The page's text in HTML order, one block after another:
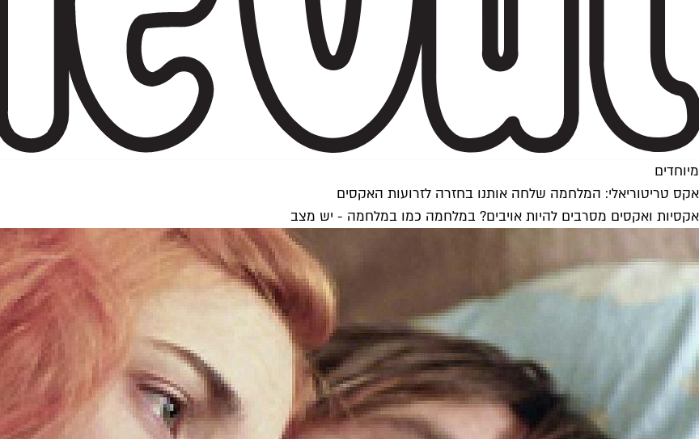
מיוחדים
אקס טריטוריאלי: המלחמה שלחה אותנו בחזרה לזרועות האקסים
אקסיות ואקסים מסרבים להיות אויבים? במלחמה כמו במלחמה - יש מצב